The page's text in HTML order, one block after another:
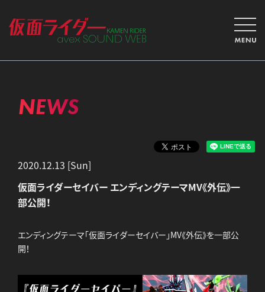
NEWS
2020.12.13 [Sun]
仮面ライダーセイバー エンディングテーマMV《外伝》一
部公開！
エンディングテーマ「仮面ライダーセイバー」MV《外伝》を一部公
開！